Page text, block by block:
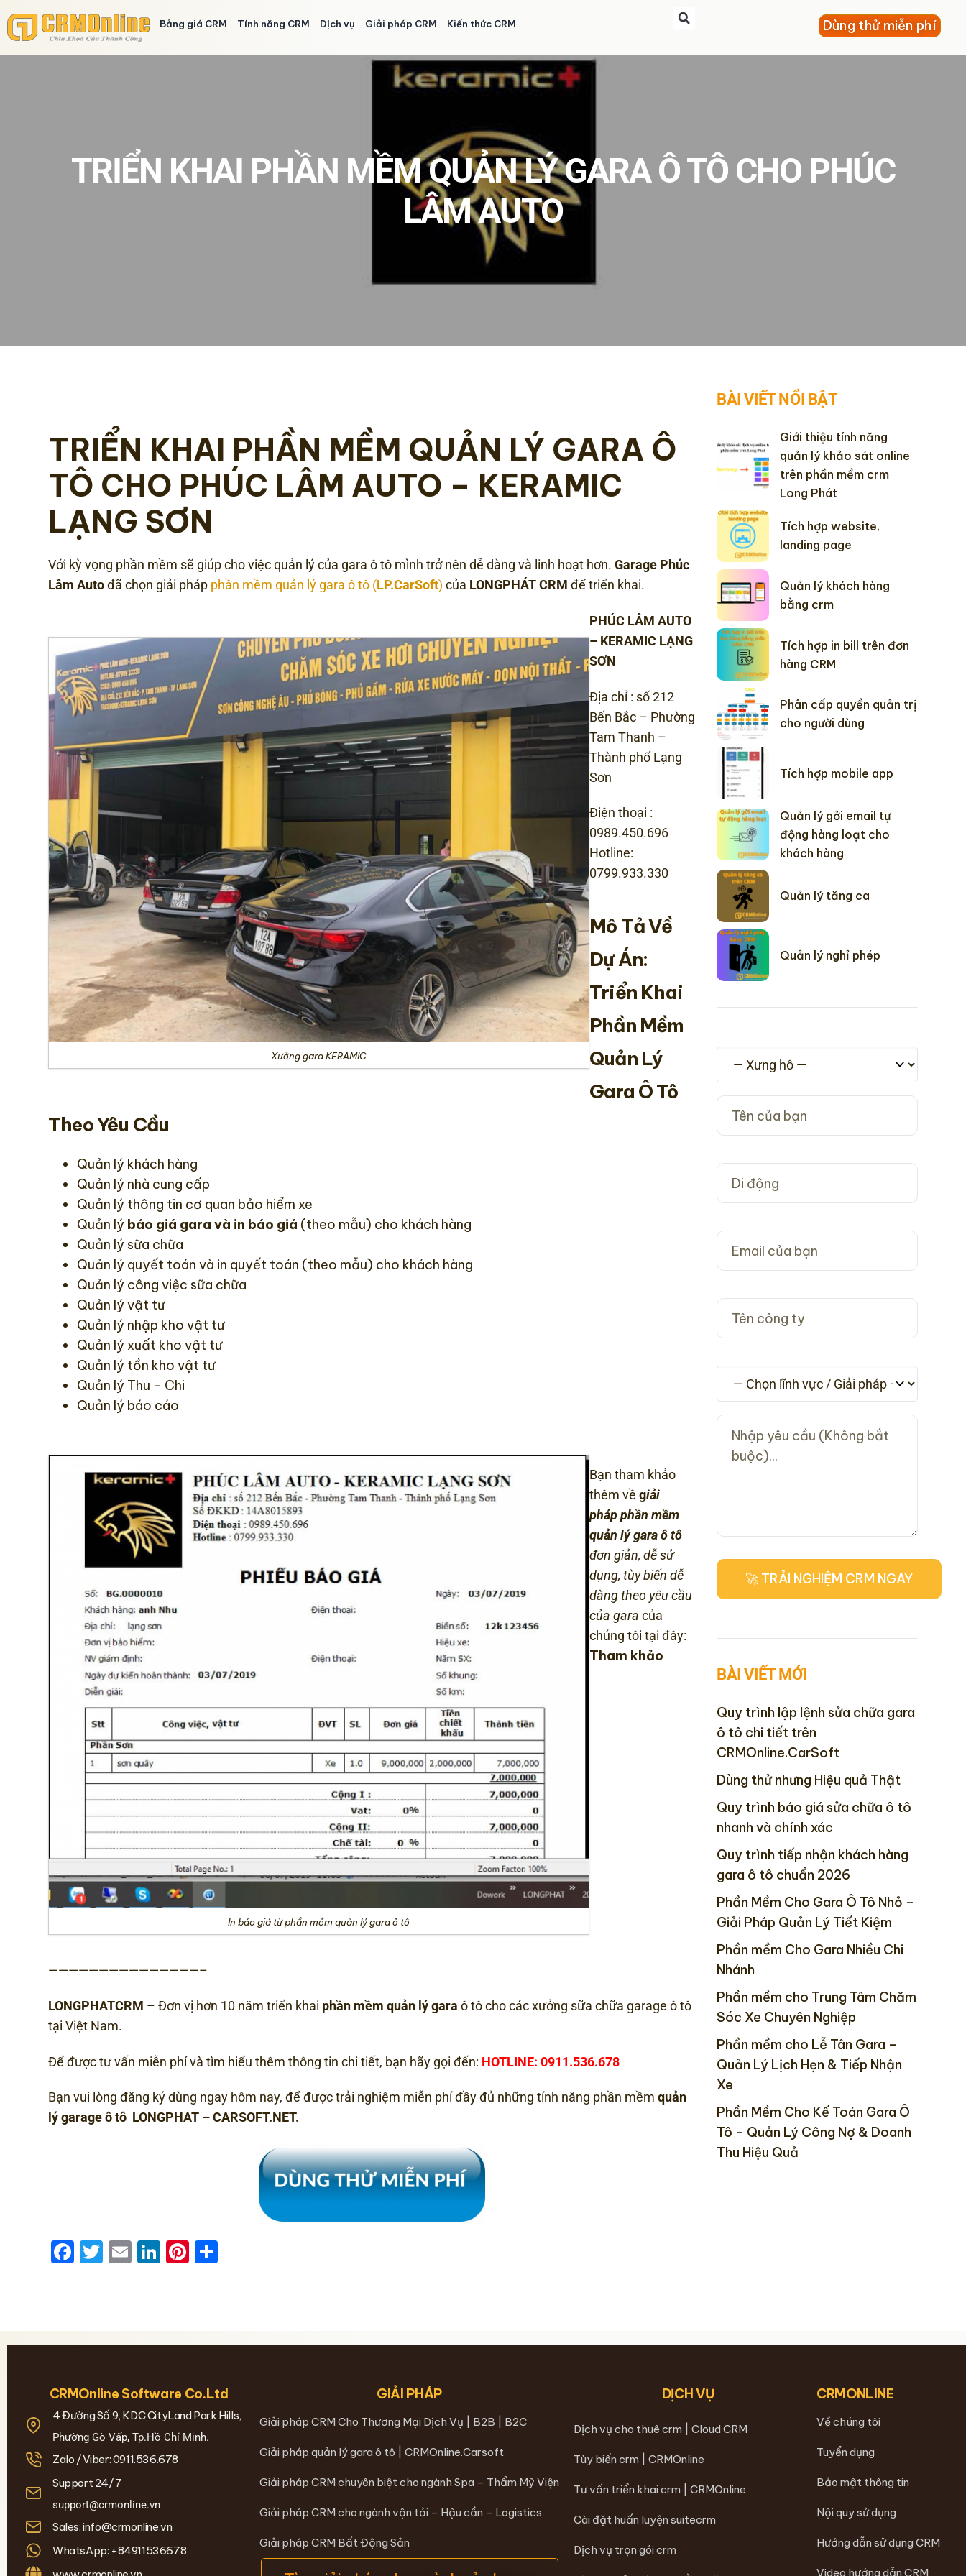
Bảng giá CRM Tính năng CRM Dịch vụ Giải pháp CRM Kiến thức CRM Dùng thử miễn phí
TRIỂN KHAI PHẦN MỀM QUẢN LÝ GARA Ô TÔ CHO PHÚC
LÂM AUTO
TRIỂN KHAI PHẦN MỀM QUẢN LÝ GARA Ô
TÔ CHO PHÚC LÂM AUTO – KERAMIC
LẠNG SƠN
Với kỳ vọng phần mềm sẽ giúp cho việc quản lý của gara ô tô mình trở nên dễ dàng và linh hoạt hơn. Garage Phúc
Lâm Autođã chọn giải pháp phần mềm quản lý gara ô tô (LP.CarSoft) của LONGPHÁT CRM để triển khai.
Xưởng gara KERAMIC
PHÚC LÂM AUTO
– KERAMIC LẠNG
SƠN
Địa chỉ : số 212
Bến Bắc – Phường
Tam Thanh –
Thành phố Lạng
Sơn
Điện thoại :
0989.450.696
Hotline:
0799.933.330
Mô Tả Về
Dự Án:
Triển Khai
Phần Mềm
Quản Lý
Gara Ô Tô
Theo Yêu Cầu
Quản lý khách hàng
Quản lý nhà cung cấp
Quản lý thông tin cơ quan bảo hiểm xe
Quản lý báo giá gara và in báo giá (theo mẫu) cho khách hàng
Quản lý sữa chữa
Quản lý quyết toán và in quyết toán (theo mẫu) cho khách hàng
Quản lý công việc sữa chữa
Quản lý vật tư
Quản lý nhập kho vật tư
Quản lý xuất kho vật tư
Quản lý tồn kho vật tư
Quản lý Thu – Chi
Quản lý báo cáo
In báo giá từ phần mềm quản lý gara ô tô
Bạn tham khảo
thêm về giải
pháp phần mềm
quản lý gara ô tô
đơn giản, dễ sử
dụng, tùy biến dễ
dàng theo yêu cầu
của gara của
chúng tôi tại đây:
Tham khảo
———————————————–
LONGPHATCRM – Đơn vị hơn 10 năm triển khai phần mềm quản lý gara ô tô cho các xưởng sữa chữa garage ô tô
tại Việt Nam.
Để được tư vấn miễn phí và tìm hiểu thêm thông tin chi tiết, bạn hãy gọi đến: HOTLINE: 0911.536.678
Bạn vui lòng đăng ký dùng ngay hôm nay, để được trải nghiệm miễn phí đầy đủ những tính năng phần mềm quản
lý garage ô tô LONGPHAT – CARSOFT.NET.
Facebook
Twitter
EmailLinkedIn
Pinterest
BÀI VIẾT NỔI BẬT
Giới thiệu tính năng
quản lý khảo sát online
trên phần mềm crm
Long Phát
Tích hợp website,
landing page
Quản lý khách hàng
bằng crm
Tích hợp in bill trên đơn
hàng CRM
Phân cấp quyền quản trị
cho người dùng
Tích hợp mobile app
Quản lý gởi email tự
động hàng loạt cho
khách hàng
Quản lý tăng ca
Quản lý nghỉ phép
BÀI VIẾT MỚI
Quy trình lập lệnh sửa chữa gara
ô tô chi tiết trên
CRMOnline.CarSoft
Dùng thử nhưng Hiệu quả Thật
Quy trình báo giá sửa chữa ô tô
nhanh và chính xác
Quy trình tiếp nhận khách hàng
gara ô tô chuẩn 2026
Phần Mềm Cho Gara Ô Tô Nhỏ –
Giải Pháp Quản Lý Tiết Kiệm
Phần mềm Cho Gara Nhiều Chi
Nhánh
Phần mềm cho Trung Tâm Chăm
Sóc Xe Chuyên Nghiệp
Phần mềm cho Lễ Tân Gara –
Quản Lý Lịch Hẹn & Tiếp Nhận
Xe
Phần Mềm Cho Kế Toán Gara Ô
Tô – Quản Lý Công Nợ & Doanh
Thu Hiệu Quả
CRMOnline Software Co.Ltd
4 Đường Số 9, KDC CityLand Park Hills,
Phường Gò Vấp, Tp.Hồ Chí Minh.
Zalo /Viber: 0911.536.678
Support 24/7
support@crmonline.vn
Sales: info@crmonline.vn
WhatsApp: +84911536678
GIẢI PHÁP
Giải pháp CRM Cho Thương Mại Dịch Vụ | B2B | B2C
Giải pháp quản lý gara ô tô | CRMOnline.Carsoft
Giải pháp CRM chuyên biệt cho ngành Spa – Thẩm Mỹ Viện
Giải pháp CRM cho ngành vận tải – Hậu cần – Logistics
Giải pháp CRM Bất Động Sản
DỊCH VỤ
Dịch vụ cho thuê crm | Cloud CRM
Tùy biến crm | CRMOnline
Tư vấn triển khai crm | CRMOnline
Cài đặt huấn luyện suitecrm
Dịch vụ trọn gói crm
CRMONLINE
Về chúng tôi
Tuyển dụng
Bảo mật thông tin
Nội quy sử dụng
Hướng dẫn sử dụng CRM
Video hướng dẫn CRM